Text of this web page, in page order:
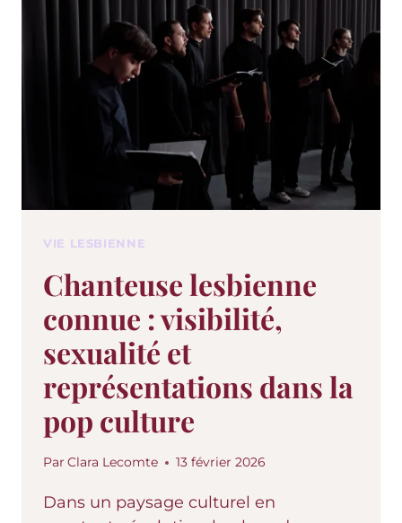
VIE LESBIENNE
Chanteuse lesbienne
connue : visibilité,
sexualité et
représentations dans la
pop culture
Par Clara Lecomte 13 février 2026
Dans un paysage culturel en